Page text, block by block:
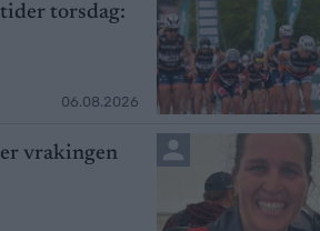
torsdag:
06.08.2026
vrakingen